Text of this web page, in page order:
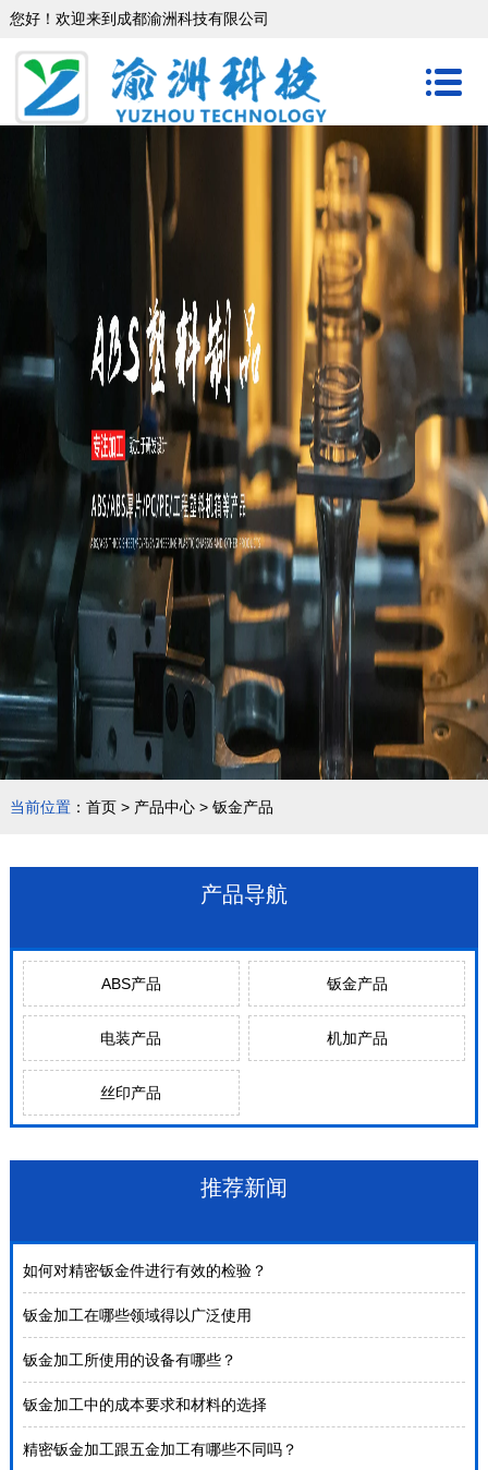
您好！欢迎来到成都渝洲科技有限公司
当前位置： 首页> 产品中心> 钣金产品
产品导航
ABS产品 钣金产品
电装产品 机加产品
丝印产品
推荐新闻
如何对精密钣金件进行有效的检验？
钣金加工在哪些领域得以广泛使用
钣金加工所使用的设备有哪些？
钣金加工中的成本要求和材料的选择
精密钣金加工跟五金加工有哪些不同吗？